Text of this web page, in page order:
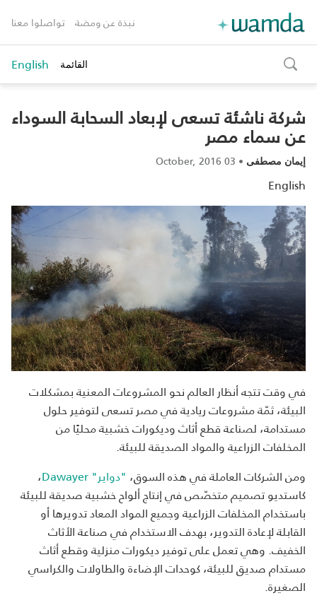
نبذة عن ومضة تواصلوا معنا
toggle
search
القائمة English
شركة ناشئة تسعى لإبعاد السحابة السوداء
عن سماء مصر
إيمان مصطفى •
03 October, 2016
English
في وقت تتجه أنظار العالم نحو المشروعات المعنية بمشكلات
البيئة، ثمّة مشروعات ريادية في مصر تسعى لتوفير حلول
مستدامة، لصناعة قطع أثاث وديكورات خشبية محليًا من
المخلفات الزراعية والمواد الصديقة للبيئة.
ومن الشركات العاملة في هذه السوق، "دواير"Dawayer،
كاستديو تصميم متخصّص في إنتاج ألواح خشبية صديقة للبيئة
باستخدام المخلفات الزراعية وجميع المواد المعاد تدويرها أو
القابلة لإعادة التدوير، بهدف الاستخدام في صناعة الأثاث
الخفيف. وهي تعمل على توفير ديكورات منزلية وقطع أثاث
مستدام صديق للبيئة، كوحدات الإضاءة والطاولات والكراسي
الصغيرة.